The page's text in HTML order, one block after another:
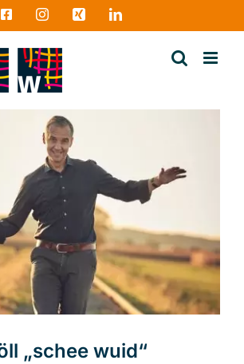
FacebookInstagramXing LinkedIn
„schee wuid“